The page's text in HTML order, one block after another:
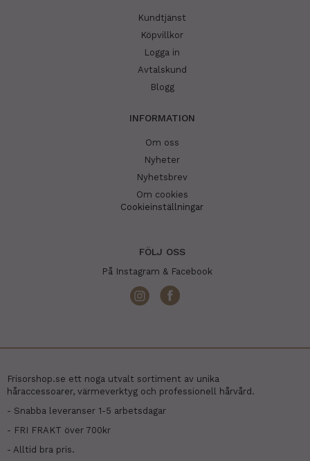
Kundtjänst
Köpvillkor
Logga in
Avtalskund
Blogg
INFORMATION
Om oss
Nyheter
Nyhetsbrev
Om cookies
Cookieinställningar
FÖLJ OSS
På Instagram & Facebook
Frisorshop.se ett noga utvalt sortiment av unika
håraccessoarer, värmeverktyg och professionell hårvård.
- Snabba leveranser 1-5 arbetsdagar
- FRI FRAKT över 700kr
- Alltid bra pris.